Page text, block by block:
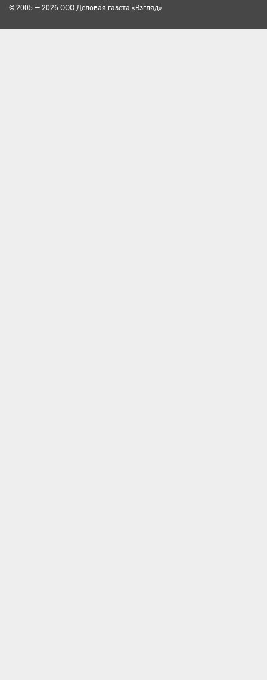
© 2005 — 2026 ООО Деловая газета «Взгляд»